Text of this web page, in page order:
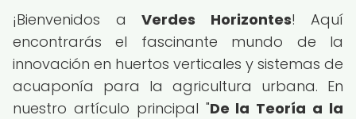
¡Bienvenidos a Verdes Horizontes! Aquí
encontrarás el fascinante mundo de la
innovación en huertos verticales y sistemas de
acuaponía para la agricultura urbana. En
nuestro artículo principal "De la Teoría a la